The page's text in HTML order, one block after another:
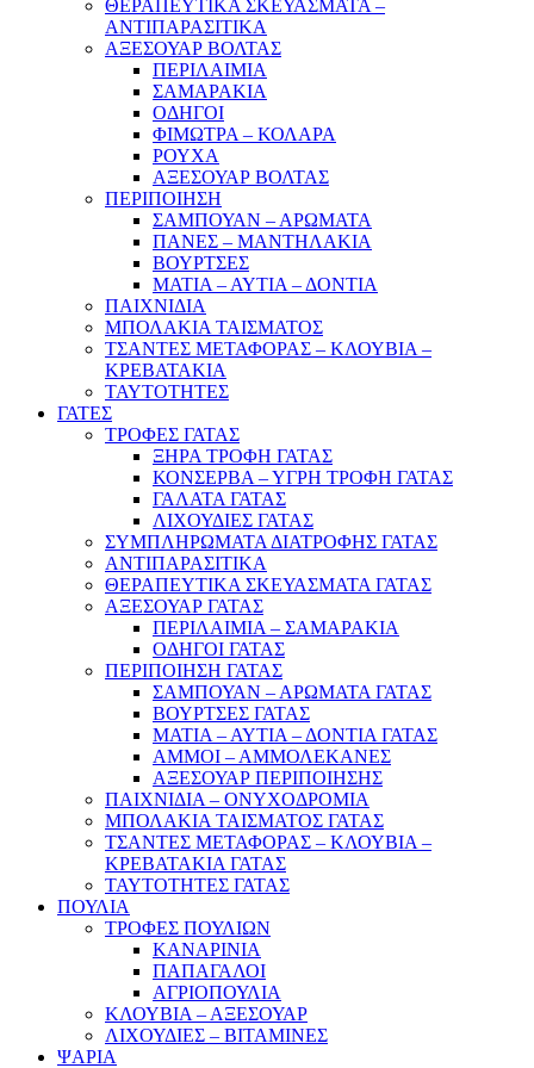
ΘΕΡΑΠΕΥΤΙΚΑ ΣΚΕΥΑΣΜΑΤΑ –
ΑΝΤΙΠΑΡΑΣΙΤΙΚΑ
ΑΞΕΣΟΥΑΡ ΒΟΛΤΑΣ
ΠΕΡΙΛΑΙΜΙΑ
ΣΑΜΑΡΑΚΙΑ
ΟΔΗΓΟΙ
ΦΙΜΩΤΡΑ – ΚΟΛΑΡΑ
ΡΟΥΧΑ
ΑΞΕΣΟΥΑΡ ΒΟΛΤΑΣ
ΠΕΡΙΠΟΙΗΣΗ
ΣΑΜΠΟΥΑΝ – ΑΡΩΜΑΤΑ
ΠΑΝΕΣ – ΜΑΝΤΗΛΑΚΙΑ
ΒΟΥΡΤΣΕΣ
ΜΑΤΙΑ – ΑΥΤΙΑ – ΔΟΝΤΙΑ
ΠΑΙΧΝΙΔΙΑ
ΜΠΟΛΑΚΙΑ ΤΑΙΣΜΑΤΟΣ
ΤΣΑΝΤΕΣ ΜΕΤΑΦΟΡΑΣ – ΚΛΟΥΒΙΑ –
ΚΡΕΒΑΤΑΚΙΑ
ΤΑΥΤΟΤΗΤΕΣ
ΓΑΤΕΣ
ΤΡΟΦΕΣ ΓΑΤΑΣ
ΞΗΡΑ ΤΡΟΦΗ ΓΑΤΑΣ
ΚΟΝΣΕΡΒΑ – ΥΓΡΗ ΤΡΟΦΗ ΓΑΤΑΣ
ΓΑΛΑΤΑ ΓΑΤΑΣ
ΛΙΧΟΥΔΙΕΣ ΓΑΤΑΣ
ΣΥΜΠΛΗΡΩΜΑΤΑ ΔΙΑΤΡΟΦΗΣ ΓΑΤΑΣ
ΑΝΤΙΠΑΡΑΣΙΤΙΚΑ
ΘΕΡΑΠΕΥΤΙΚΑ ΣΚΕΥΑΣΜΑΤΑ ΓΑΤΑΣ
ΑΞΕΣΟΥΑΡ ΓΑΤΑΣ
ΠΕΡΙΛΑΙΜΙΑ – ΣΑΜΑΡΑΚΙΑ
ΟΔΗΓΟΙ ΓΑΤΑΣ
ΠΕΡΙΠΟΙΗΣΗ ΓΑΤΑΣ
ΣΑΜΠΟΥΑΝ – ΑΡΩΜΑΤΑ ΓΑΤΑΣ
ΒΟΥΡΤΣΕΣ ΓΑΤΑΣ
ΜΑΤΙΑ – ΑΥΤΙΑ – ΔΟΝΤΙΑ ΓΑΤΑΣ
ΑΜΜΟΙ – ΑΜΜΟΛΕΚΑΝΕΣ
ΑΞΕΣΟΥΑΡ ΠΕΡΙΠΟΙΗΣΗΣ
ΠΑΙΧΝΙΔΙΑ – ΟΝΥΧΟΔΡΟΜΙΑ
ΜΠΟΛΑΚΙΑ ΤΑΙΣΜΑΤΟΣ ΓΑΤΑΣ
ΤΣΑΝΤΕΣ ΜΕΤΑΦΟΡΑΣ – ΚΛΟΥΒΙΑ –
ΚΡΕΒΑΤΑΚΙΑ ΓΑΤΑΣ
ΤΑΥΤΟΤΗΤΕΣ ΓΑΤΑΣ
ΠΟΥΛΙΑ
ΤΡΟΦΕΣ ΠΟΥΛΙΩΝ
ΚΑΝΑΡΙΝΙΑ
ΠΑΠΑΓΑΛΟΙ
ΑΓΡΙΟΠΟΥΛΙΑ
ΚΛΟΥΒΙΑ – ΑΞΕΣΟΥΑΡ
ΛΙΧΟΥΔΙΕΣ – ΒΙΤΑΜΙΝΕΣ
ΨΑΡΙΑ